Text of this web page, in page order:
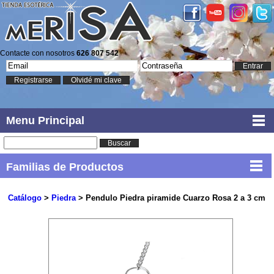
Contacte con nosotros 626 807 542
Entrar
Registrarse
Olvidé mi clave
Menu Principal
Buscar
Familias de Productos
Catálogo> Piedra> Pendulo Piedra piramide Cuarzo Rosa 2 a 3 cm